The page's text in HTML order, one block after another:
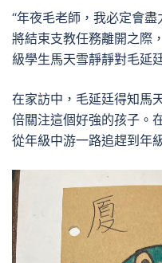
“年夜毛老師，我必定會
將結束支教任務離開之際
級學生馬天雪靜靜對毛延
在家訪中，毛延廷得知馬
倍關注這個好強的孩子。
從年級中游一路追趕到年